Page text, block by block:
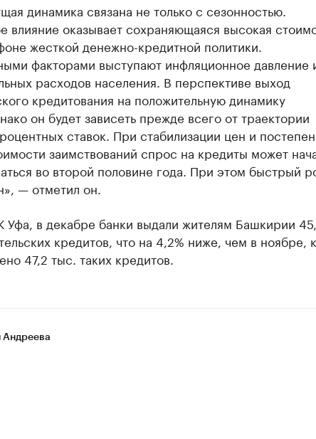
динамика связана не только с сезонностью.
влияние оказывает сохраняющаяся высокая
жесткой денежно-кредитной политики.
факторами выступают инфляционное давление
расходов населения. В перспективе выход
кредитования на положительную динамику
он будет зависеть прежде всего от траектории
ставок. При стабилизации цен и
заимствований спрос на кредиты может
во второй половине года. При этом быстрый
— отметил он.
Уфа, в декабре банки выдали жителям Башкирии
кредитов, что на 4,2% ниже, чем в ноябре,
47,2 тыс. таких кредитов.
Андреева